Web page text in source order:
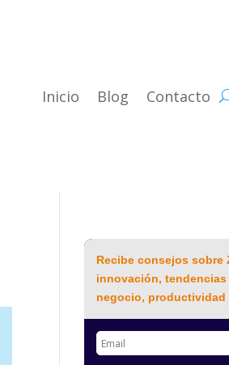
Inicio Blog Contacto
Recibe consejos sobre
innovación, tendencias
negocio, productividad